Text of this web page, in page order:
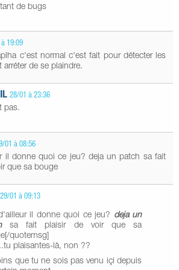
de bugs
19:09
c'est normal c'est fait pour détecter les
arréter de se plaindre.
28/01 à 23:36
pas.
01 à 08:56
il donne quoi ce jeu? deja un patch sa fait
que sa bouge
29/01 à 09:13
il donne quoi ce jeu? deja un
sa fait plaisir de voir que sa
quotemsg]
plaisantes-là, non ??
que tu ne sois pas venu içi depuis